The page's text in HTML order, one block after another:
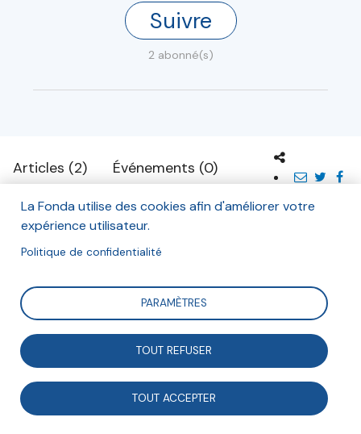
Suivre
2 abonné(s)
Articles (2) Événements (0)
Les Papillons Blancs de Lille
La maison d'accueil spécialisée à domicile :
entre inclusion et établissement
La Fonda utilise des cookies afin d'améliorer votre
expérience utilisateur.
Politique de confidentialité
PARAMÈTRES
TOUT REFUSER
TOUT ACCEPTER